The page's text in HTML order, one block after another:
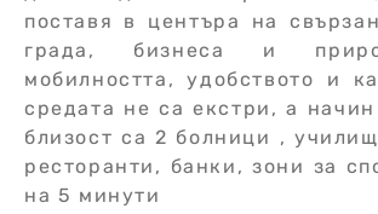
поставя в центъра на
града, бизнеса и
мобилността, удобството и
средата не са екстри, а
близост са 2 болници ,
ресторанти, банки, зони за
на 5 минути